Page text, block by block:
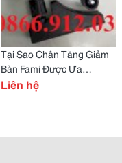
Tại Sao Chân Tăng Giảm
Bàn Fami Được Ưa
Chuộng Trong Nội Thất
Liên hệ